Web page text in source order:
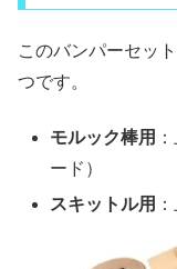
このバンパーセッ
つです。
モルック棒用
ード）
スキットル用